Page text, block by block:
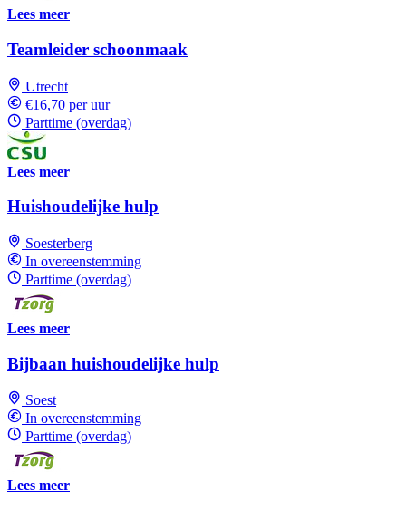
Lees meer
Teamleider schoonmaak
Utrecht
€16,70 per uur
Parttime (overdag)
Lees meer
Huishoudelijke hulp
Soesterberg
In overeenstemming
Parttime (overdag)
Lees meer
Bijbaan huishoudelijke hulp
Soest
In overeenstemming
Parttime (overdag)
Lees meer